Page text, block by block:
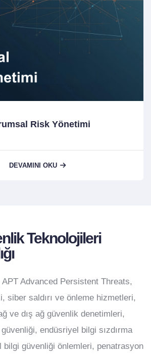
Risk Yönetimi
DEVAMINI OKU
Teknolojileri
APT Advanced Persistent Threats,
siber saldırı ve önleme hizmetleri,
ve dış ağ güvenlik denetimleri,
endüsriyel bilgi sızdırma
bilgi güvenliği önlemleri, penatrasyon